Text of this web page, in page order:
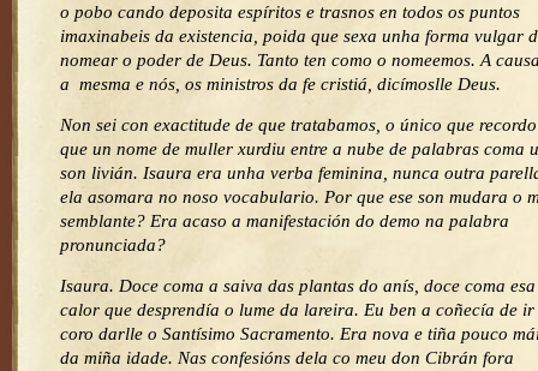
o pobo cando deposita espíritos e trasnos en todos os puntos
imaxinabeis da existencia, poida que sexa unha forma vulgar
nomear o poder de Deus. Tanto ten como o nomeemos. A
a mesma e nós, os ministros da fe cristiá, dicímoslle Deus.
Non sei con exactitude de que tratabamos, o único que
que un nome de muller xurdiu entre a nube de palabras coma
son livián. Isaura era unha verba feminina, nunca outra
ela asomara no noso vocabulario. Por que ese son mudara o
semblante? Era acaso a manifestación do demo na palabra
pronunciada?
Isaura. Doce coma a saiva das plantas do anís, doce coma esa
calor que desprendía o lume da lareira. Eu ben a coñecía de ir
coro darlle o Santísimo Sacramento. Era nova e tiña pouco
da miña idade. Nas confesións dela co meu don Cibrán fora